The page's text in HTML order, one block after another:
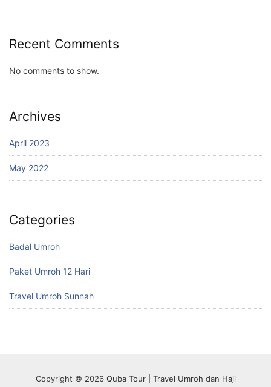
Recent Comments
No comments to show.
Archives
April 2023
May 2022
Categories
Badal Umroh
Paket Umroh 12 Hari
Travel Umroh Sunnah
Copyright © 2026 Quba Tour | Travel Umroh dan Haji